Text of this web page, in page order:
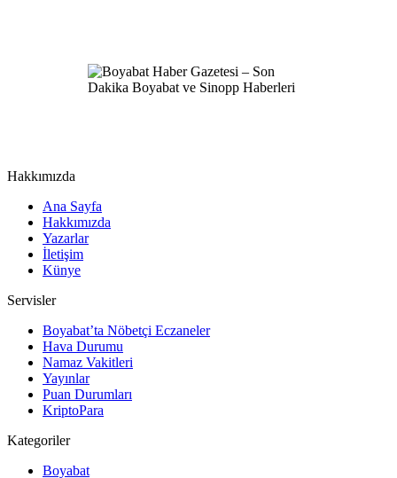
Hakkımızda
Ana Sayfa
Hakkımızda
Yazarlar
İletişim
Künye
Servisler
Boyabat’ta Nöbetçi Eczaneler
Hava Durumu
Namaz Vakitleri
Yayınlar
Puan Durumları
KriptoPara
Kategoriler
Boyabat